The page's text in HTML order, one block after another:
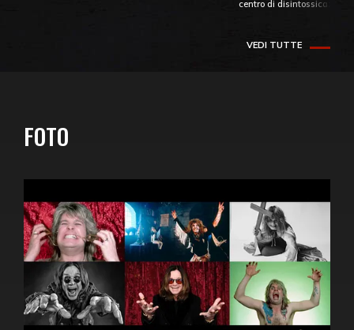
centro di
VEDI TUTTE
FOTO